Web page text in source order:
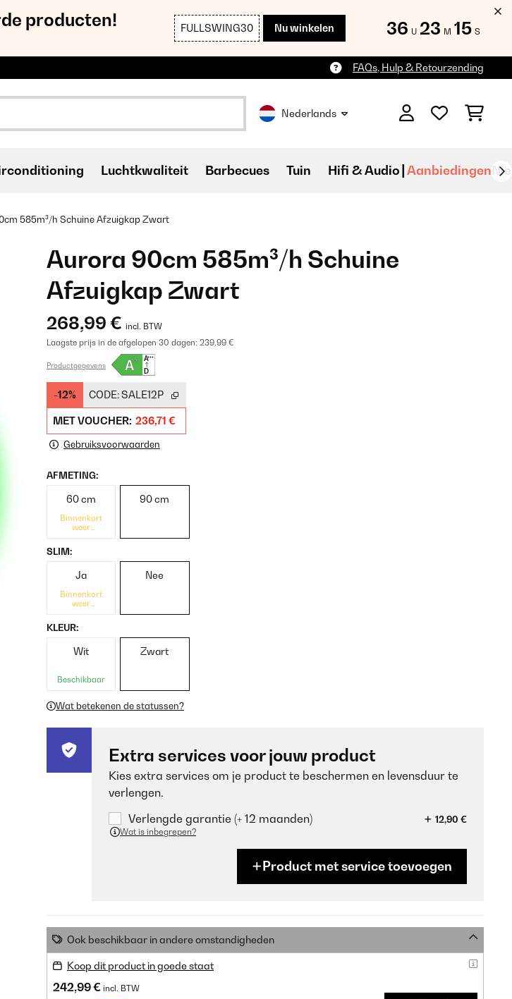
producten! FULLSWING30 Nu winkelen 36 U 23 M 14 S
FAQs, Hulp & Retourzending
Nederlands
Luchtkwaliteit Barbecues Tuin Hifi & Audio Aanbiedingen
585m³/h Schuine Afzuigkap Zwart
Aurora 90cm 585m³/h Schuine
Afzuigkap Zwart
268,99 € incl. BTW
Laagste prijs in de afgelopen 30 dagen: 239,99 €
Productgegevens
-12% CODE:SALE12P
MET VOUCHER: 236,71 €
Gebruiksvoorwaarden
AFMETING:
60 cm
Binnenkort
weer
90 cm
SLIM:
Ja
Binnenkort
weer
Nee
KLEUR:
Wit
Beschikbaar
Zwart
Wat betekenen de statussen?
Extra services voor jouw product
Kies extra services om je product te beschermen en levensduur te
verlengen.
Verlengde garantie (+ 12 maanden)
12,90 €
Wat is inbegrepen?
Product met service toevoegen
Ook beschikbaar in andere omstandigheden
Koop dit product in goede staat
242,99 € incl. BTW